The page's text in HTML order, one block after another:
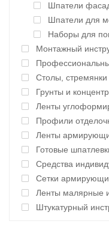
Шпатели
Шпатели для
Наборы для
Монтажный
Профессиональный
Столы,
Грунты и
Ленты
Профили
Ленты
Готовые
Средства
Сетки
Ленты малярные
Штукатурный